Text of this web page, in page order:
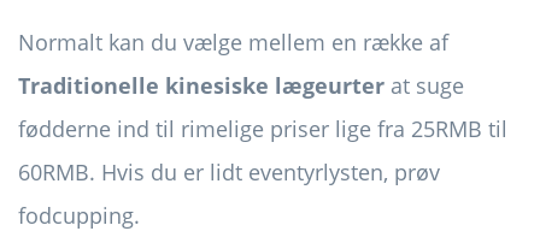
Normalt kan du vælge mellem en række af
Traditionelle kinesiske lægeurter at suge
fødderne ind til rimelige priser lige fra 25RMB til
60RMB. Hvis du er lidt eventyrlysten, prøv
fodcupping.